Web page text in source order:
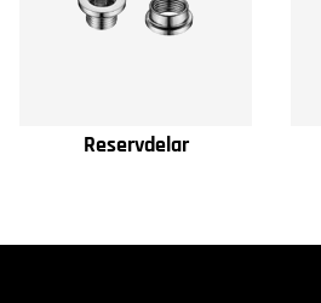
Reservdelar